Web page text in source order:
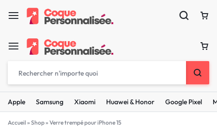
Apple Samsung Xiaomi Huawei & Honor Google Pixel
Accueil » Shop» Verre trempé pour iPhone 15